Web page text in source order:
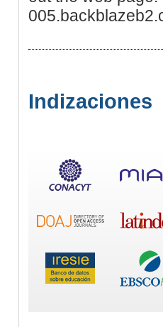
Indizaciones